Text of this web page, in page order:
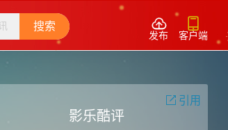
搜索 
发布

客户端
影乐酷评
 引用